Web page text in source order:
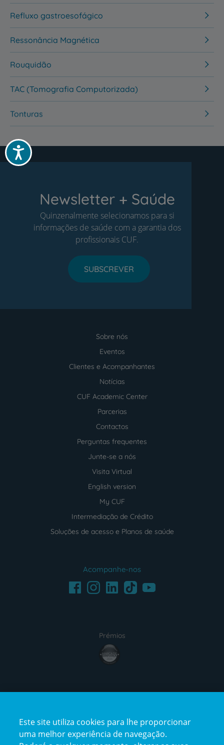
Acessibilidade
Refluxo gastroesofágico
Ressonância Magnética
Rouquidão
TAC (Tomografia Computorizada)
Tonturas
Newsletter + Saúde
Quinzenalmente selecionamos para si
informações de saúde com a garantia dos
profissionais CUF.
SUBSCREVER
Sobre nós
Eventos
Clientes e Acompanhantes
Notícias
CUF Academic Center
Parcerias
Contactos
Perguntas frequentes
Junte-se a nós
Visita Virtual
English version
My CUF
Intermediação de Crédito
Soluções de acesso e Planos de saúde
Acompanhe-nos
FacebookInstagramLinkedInTikTokYoutube
Prémios
award4
certification2certification3
Este site utiliza cookies para lhe proporcionar
uma melhor experiência de navegação.